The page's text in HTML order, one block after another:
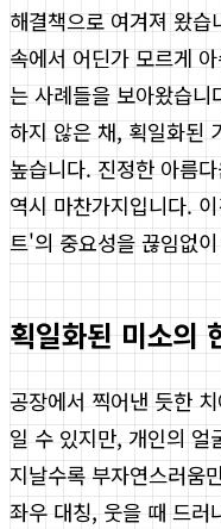
해결책으로 여겨져 왔
속에서 어딘가 모르게
는 사례들을 보아왔습
하지 않은 채, 획일화된
높습니다. 진정한 아름
역시 마찬가지입니다.
트'의 중요성을 끊임없
획일화된 미소의
공장에서 찍어낸 듯한
일 수 있지만, 개인의 얼
지날수록 부자연스러움
좌우 대칭, 웃을 때 드러